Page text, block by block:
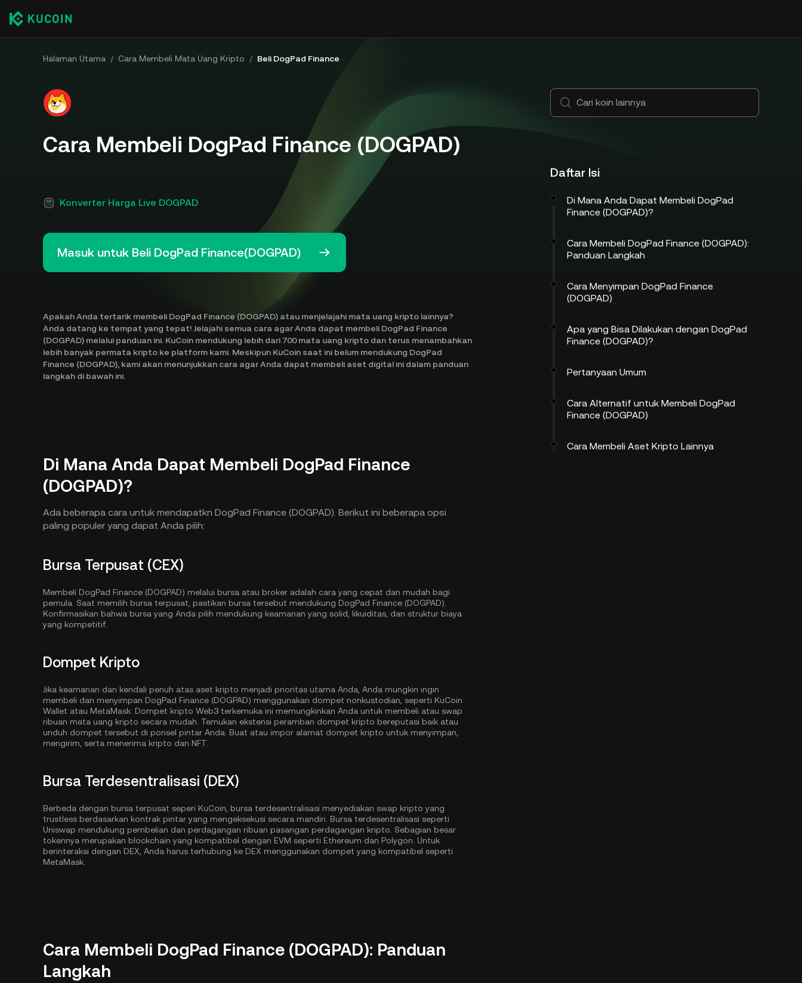
Halaman Utama / Cara Membeli Mata Uang Kripto / Beli DogPad Finance
Cara Membeli DogPad Finance (DOGPAD)
Konverter Harga Live DOGPAD
Masuk untuk Beli DogPad Finance(DOGPAD)
Apakah Anda tertarik membeli DogPad Finance (DOGPAD) atau menjelajahi mata uang kripto lainnya?
Anda datang ke tempat yang tepat! Jelajahi semua cara agar Anda dapat membeli DogPad Finance
(DOGPAD) melalui panduan ini. KuCoin mendukung lebih dari 700 mata uang kripto dan terus menambahkan
lebih banyak permata kripto ke platform kami. Meskipun KuCoin saat ini belum mendukung DogPad
Finance (DOGPAD), kami akan menunjukkan cara agar Anda dapat membeli aset digital ini dalam panduan
langkah di bawah ini.
Di Mana Anda Dapat Membeli DogPad Finance
(DOGPAD)?
Ada beberapa cara untuk mendapatkn DogPad Finance (DOGPAD). Berikut ini beberapa opsi
paling populer yang dapat Anda pilih:
Bursa Terpusat (CEX)
Membeli DogPad Finance (DOGPAD) melalui bursa atau broker adalah cara yang cepat dan mudah bagi
pemula. Saat memilih bursa terpusat, pastikan bursa tersebut mendukung DogPad Finance (DOGPAD).
Konfirmasikan bahwa bursa yang Anda pilih mendukung keamanan yang solid, likuiditas, dan struktur biaya
yang kompetitif.
Dompet Kripto
Jika keamanan dan kendali penuh atas aset kripto menjadi prioritas utama Anda, Anda mungkin ingin
membeli dan menyimpan DogPad Finance (DOGPAD) menggunakan dompet nonkustodian, seperti KuCoin
Wallet atau MetaMask. Dompet kripto Web3 terkemuka ini memungkinkan Anda untuk membeli atau swap
ribuan mata uang kripto secara mudah. Temukan ekstensi peramban dompet kripto bereputasi baik atau
unduh dompet tersebut di ponsel pintar Anda. Buat atau impor alamat dompet kripto untuk menyimpan,
mengirim, serta menerima kripto dan NFT.
Bursa Terdesentralisasi (DEX)
Berbeda dengan bursa terpusat seperi KuCoin, bursa terdesentralisasi menyediakan swap kripto yang
trustless berdasarkan kontrak pintar yang mengeksekusi secara mandiri. Bursa terdesentralisasi seperti
Uniswap mendukung pembelian dan perdagangan ribuan pasangan perdagangan kripto. Sebagian besar
tokennya merupakan blockchain yang kompatibel dengan EVM seperti Ethereum dan Polygon . Untuk
berinteraksi dengan DEX, Anda harus terhubung ke DEX menggunakan dompet yang kompatibel seperti
MetaMask.
Cara Membeli DogPad Finance (DOGPAD): Panduan
Langkah
Daftar Isi
Di Mana Anda Dapat Membeli DogPad
Finance (DOGPAD)?
Cara Membeli DogPad Finance (DOGPAD):
Panduan Langkah
Cara Menyimpan DogPad Finance
(DOGPAD)
Apa yang Bisa Dilakukan dengan DogPad
Finance (DOGPAD)?
Pertanyaan Umum
Cara Alternatif untuk Membeli DogPad
Finance (DOGPAD)
Cara Membeli Aset Kripto Lainnya